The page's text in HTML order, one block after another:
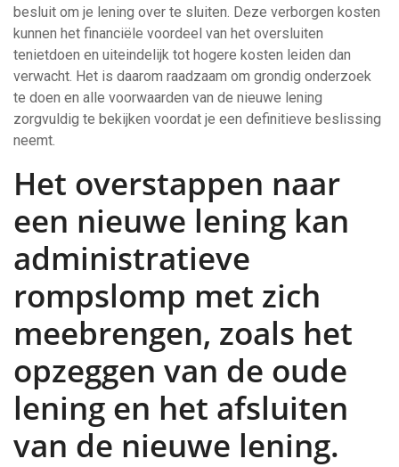
besluit om je lening over te sluiten. Deze verborgen kosten
kunnen het financiële voordeel van het oversluiten
tenietdoen en uiteindelijk tot hogere kosten leiden dan
verwacht. Het is daarom raadzaam om grondig onderzoek
te doen en alle voorwaarden van de nieuwe lening
zorgvuldig te bekijken voordat je een definitieve beslissing
neemt.
Het overstappen naar
een nieuwe lening kan
administratieve
rompslomp met zich
meebrengen, zoals het
opzeggen van de oude
lening en het afsluiten
van de nieuwe lening.